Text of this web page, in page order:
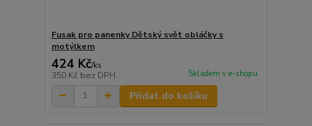
Fusak pro panenky Dětský svět obláčky s
motýlkem
424 Kč/ks
350 Kč bez DPH Skladem v e-shopu
Přidat do košíku